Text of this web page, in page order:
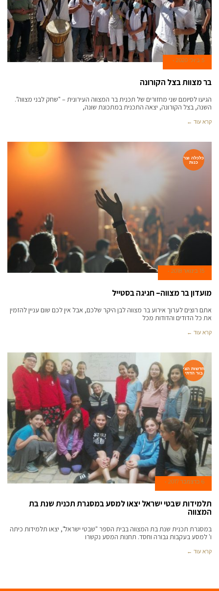
5 ביולי 2020
בר מצוות בצל הקורונה
הגיעו לסיומם שני מחזורים של תכנית בר המצווה העירונית – "שחק לבני מצווה".
השנה, בצל הקורונה, יצאה התכנית במתכונת שונה,
קרא עוד ←
כלכלה וצר
כנות
15 בינואר 2018
מועדון בר מצווה– חגיגה בסטייל
אתם רוצים לערוך אירוע בר מצווה לבן היקר שלכם, אבל אין לכם שום עניין להזמין
את כל הדודים והדודות מכל
קרא עוד ←
חדשות הצי
בור הדתי
6 בדצמבר 2017
תלמידות שבטי ישראל יצאו למסע במסגרת תכנית שנת בת
המצווה
במסגרת תכנית שנת בת המצווה בבית הספר "שבטי ישראל", יצאו תלמידות כיתה
ו' למסע בעקבות גבורה וחסד. תחנות המסע נקשרו
קרא עוד ←